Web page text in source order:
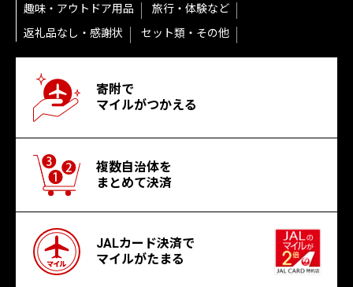
趣味・アウトドア用品
旅行・体験など
返礼品なし・感謝状
セット類・その他
寄附で
マイルがつかえる
複数自治体を
まとめて決済
JALカード決済で
マイルがたまる